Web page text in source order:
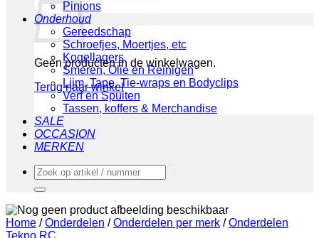
Geen producten in de winkelwagen.
Terug naar winkel
Pinions
Onderhoud
Gereedschap
Schroefjes, Moertjes, etc
Kogellagers
Smeren, Olie en Reinigen
Lijm, Tape, Tie-wraps en Bodyclips
Verf en Spuiten
Tassen, koffers & Merchandise
SALE
OCCASION
MERKEN
Zoeken
naar:
Home / Onderdelen / Onderdelen per merk / Onderdelen
Tekno RC